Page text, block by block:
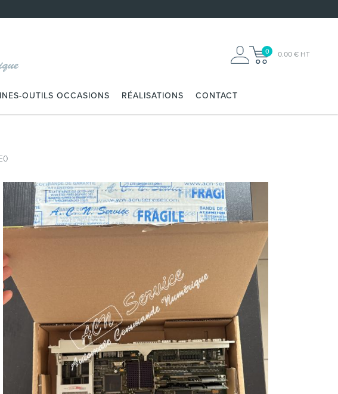
0 0.00 € HT
OUTILS OCCASIONS RÉALISATIONS CONTACT